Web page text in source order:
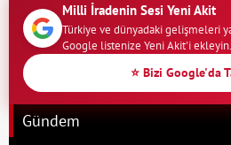
Milli İradenin Sesi Yeni Akit
Türkiye ve dünyadaki gelişmeleri
Google listenize Yeni Akit'i ekleyin.
⭐ Bizi Google'da
Gündem